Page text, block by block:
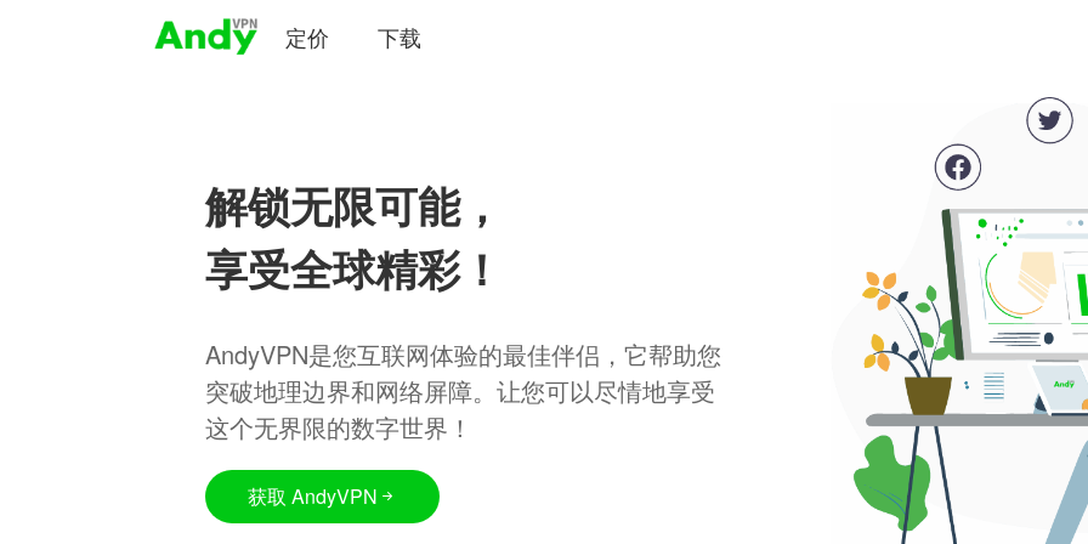
定价 下载
解锁无限可能，
享受全球精彩！
AndyVPN是您互联网体验的最佳伴侣，它帮助您
突破地理边界和网络屏障。让您可以尽情地享受
这个无界限的数字世界！
获取 AndyVPN